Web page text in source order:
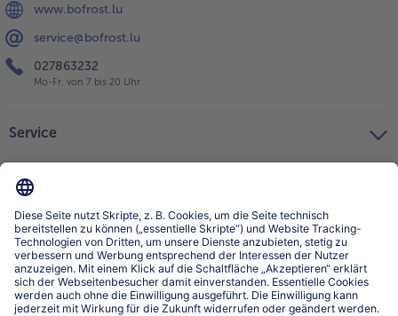
www.bofrost.lu
service@bofrost.lu
027863232
Mo-Fr. von 7 bis 20 Uhr
Service
Über bofrost*
Kategorien